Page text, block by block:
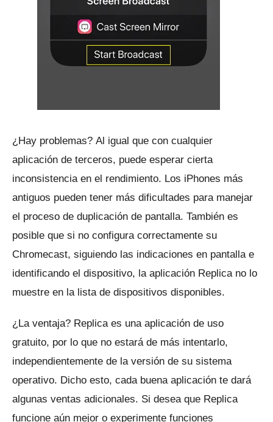
¿Hay problemas? Al igual que con cualquier
aplicación de terceros, puede esperar cierta
inconsistencia en el rendimiento. Los iPhones más
antiguos pueden tener más dificultades para manejar
el proceso de duplicación de pantalla. También es
posible que si no configura correctamente su
Chromecast, siguiendo las indicaciones en pantalla e
identificando el dispositivo, la aplicación Replica no lo
muestre en la lista de dispositivos disponibles.
¿La ventaja? Replica es una aplicación de uso
gratuito, por lo que no estará de más intentarlo,
independientemente de la versión de su sistema
operativo. Dicho esto, cada buena aplicación te dará
algunas ventas adicionales. Si desea que Replica
funcione aún mejor o experimente funciones